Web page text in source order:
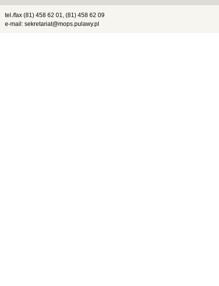
tel./fax (81) 458 62 01, (81) 458 62 09
e-mail: sekretariat@mops.pulawy.pl